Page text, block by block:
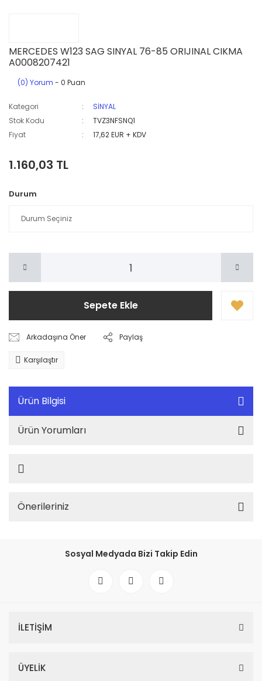
MERCEDES W123 SAG SINYAL 76-85 ORIJINAL CIKMA
A0008207421
(0) Yorum - 0 Puan
Kategori
SİNYAL
Stok Kodu
TVZ3NFSNQ1
Fiyat
17,62 EUR + KDV
1.160,03 TL
Durum
Sepete Ekle
Arkadaşına Öner Paylaş
Karşılaştır
Ürün Bilgisi
Ürün Yorumları
Önerileriniz
Sosyal Medyada Bizi Takip Edin
İLETİŞİM
ÜYELİK